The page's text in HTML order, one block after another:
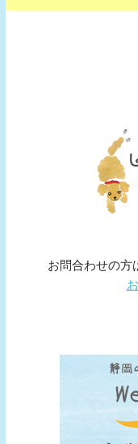
お問合わせの方